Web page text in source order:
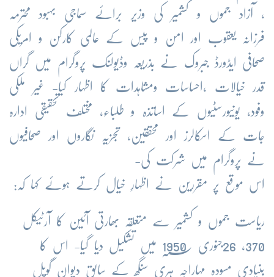
، آزاد جموں و کشمیر کی وزیر برائے سماجی بہبود محترمہ
فرزانہ یعقوب اور امن و پیس کے عالمی کارکن و امریکی
صحافی ایڈورڈ جبروک نے بذریعہ وڈیولنک پروگرام میں گراں
قدر خیالات ،احساسات ومشاہدات کا اظہار کیا- غیر ملکی
وفود، یونیورسٹیوں کے اساتذہ و طلباء، مختلف تحقیقی ادارہ
جات کے اسکالرز اور محققین، تجزیہ نگاروں اور صحافیوں
نے پروگرام میں شرکت کی-
اس موقع پر مقررین نے اظہارِ خیال کرتے ہوئے کہا کہ :
ریاست جموں و کشمیر سے متعلقہ بھارتی آئین کا آرٹیکل
370، 26جنوری 1950 ؁ میں تشکیل دیا گیا- اس کا
بنیادی مسودہ مہاراجہ ہری سنگھ کے سابق دیوان گوپل